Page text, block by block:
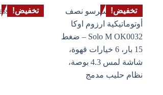
تخفيض! تخفيض!